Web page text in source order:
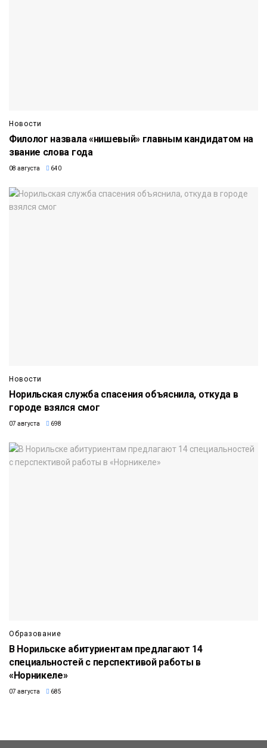
Новости
Филолог назвала «нишевый» главным кандидатом на
звание слова года
08 августа 640
Новости
Норильская служба спасения объяснила, откуда в
городе взялся смог
07 августа 698
Образование
В Норильске абитуриентам предлагают 14
специальностей с перспективой работы в
«Норникеле»
07 августа 685